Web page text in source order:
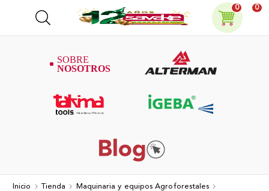
0 0
Inicio Tienda
Maquinaria y equipos Agroforestales